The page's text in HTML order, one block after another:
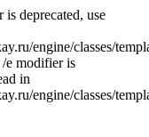
deprecated, use
engine/classes/
e modifier is
in
engine/classes/